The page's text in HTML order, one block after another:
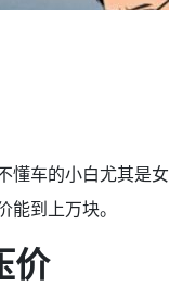
车的小白尤其是女
能到上万块。
价